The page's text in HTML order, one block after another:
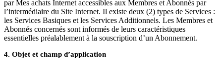
par Mes achats Internet accessibles aux Membres et Abonnés par
l’intermédiaire du Site Internet. Il existe deux (2) types de Services :
les Services Basiques et les Services Additionnels. Les Membres et
Abonnés concernés sont informés de leurs caractéristiques
essentielles préalablement à la souscription d’un Abonnement.
4. Objet et champ d’application